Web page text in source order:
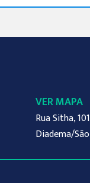
VER MAPA
Rua Sitha,
Diadema/